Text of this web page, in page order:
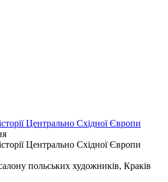
Центрально Східної Європи
Центрально Східної Європи
польських художників, Краків